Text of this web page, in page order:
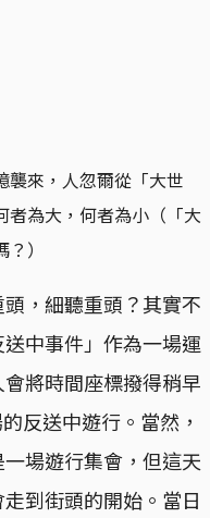
襲來，人忽爾從「大世
者為大，何者為小（「大
）
，細聽重頭？其實不
中事件」作為一場運
將時間座標撥得稍早
反送中遊行。當然，
場遊行集會，但這天
到街頭的開始。當日